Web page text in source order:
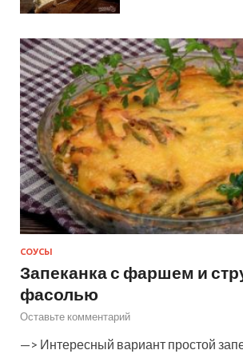
СОУСЫ
Запеканка с фаршем и
фасолью
Оставьте комментарий
—> Интересный вариант простой